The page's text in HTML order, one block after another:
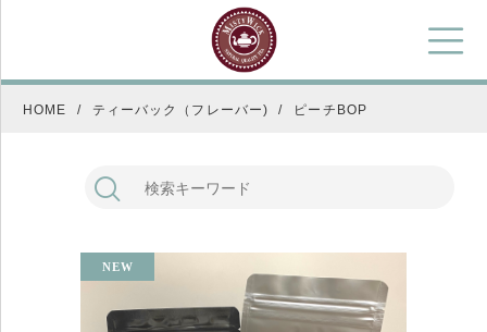
HOME ティーバック（フレーバー) ピーチBOP